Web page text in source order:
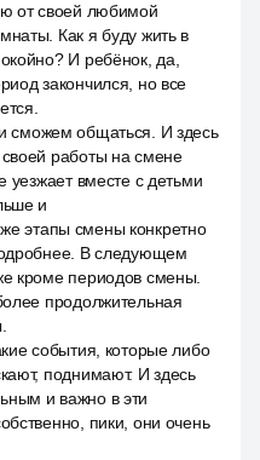
от своей любимой
Как я буду жить в
И ребёнок, да,
закончился, но все
сможем общаться. И здесь
работы на смене
уезжает вместе с детьми
и
этапы смены конкретно
В следующем
кроме периодов смены.
продолжительная
события, которые либо
поднимают. И здесь
и важно в эти
пики, они очень